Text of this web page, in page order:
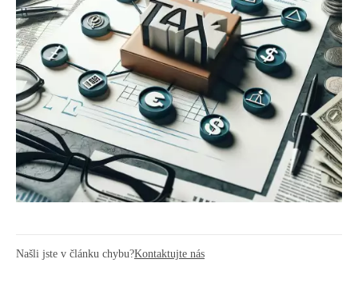
Našli jste v článku chybu?Kontaktujte nás